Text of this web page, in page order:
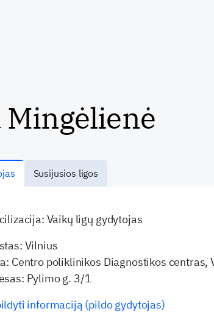
Mingėlienė
Susijusios ligos
Vaikų ligų gydytojas
Vilnius
Centro poliklinikos Diagnostikos centras,
Pylimo g. 3/1
informaciją (pildo gydytojas)